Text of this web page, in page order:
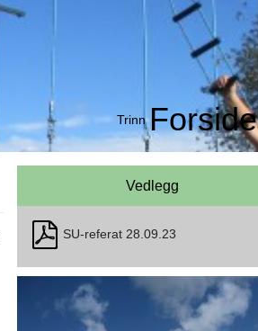
Trinn Forside
Vedlegg
SU-referat 28.09.23